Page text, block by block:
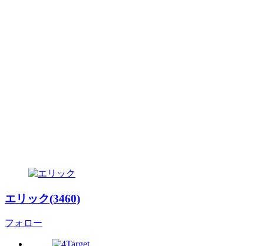
エリック(3460)
フォロー